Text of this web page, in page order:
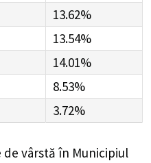
13.62%
13.54%
14.01%
8.53%
3.72%
de vârstă în Municipiul